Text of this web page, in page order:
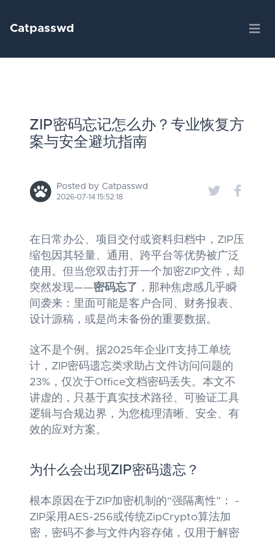
Catpasswd
ZIP密码忘记怎么办？专业恢复方
案与安全避坑指南
Posted by Catpasswd
2026-07-14 15:52:18
在日常办公、项目交付或资料归档中，ZIP压
缩包因其轻量、通用、跨平台等优势被广泛
使用。但当您双击打开一个加密ZIP文件，却
突然发现——密码忘了 ，那种焦虑感几乎瞬
间袭来：里面可能是客户合同、财务报表、
设计源稿，或是尚未备份的重要数据。
这不是个例。据2025年企业IT支持工单统
计，ZIP密码遗忘类求助占文件访问问题的
23%，仅次于Office文档密码丢失。本文不
讲虚的，只基于真实技术路径、可验证工具
逻辑与合规边界，为您梳理清晰、安全、有
效的应对方案。
为什么会出现ZIP密码遗忘？
根本原因在于ZIP加密机制的“强隔离性”： -
ZIP采用AES-256或传统ZipCrypto算法加
密，密码不参与文件内容存储，仅用于解密